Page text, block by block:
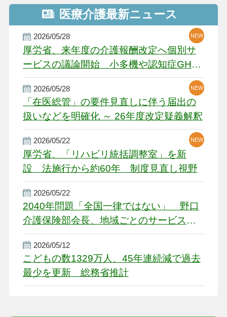
医療介護最新ニュース
2026/05/28
厚労省、来年度の介護報酬改定へ個別サ
ービスの議論開始 小多機や認知症GH、
厳しい経営環境に危機感
NEW
NEW
NEW
2026/05/28
「在医総管」の要件見直しに伴う届出の
扱いなどを明確化 ～ 26年度改定疑義解釈
NEW
NEW
2026/05/22
厚労省、「リハビリ統括調整室」を新
設 法施行から約60年 制度見直し視野
NEW
2026/05/22
2040年問題「全国一律ではない」 野口
介護保険部会長、地域ごとのサービス基
盤整備を促す
2026/05/12
こどもの数1329万人、45年連続減で過去
最少を更新 総務省推計